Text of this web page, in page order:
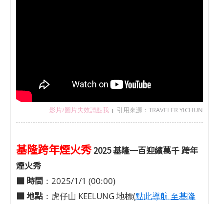
影片/圖片失效請點我 | 引用來源： TRAVELER YICHUN
基隆跨年煙火秀2025 基隆一百迎繽萬千 跨年
煙火秀
■ 時間 ：2025/1/1 (00:00)
■地點 ：虎仔山 KEELUNG 地標(點此導航 至基隆